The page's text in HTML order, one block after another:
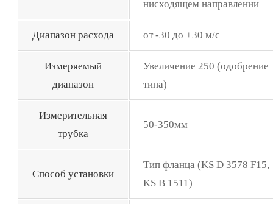
нисходящем направлении
Диапазон расхода от -30 до +30 м/с
Измеряемый
диапазон
Увеличение 250 (одобрение
типа)
Измерительная
трубка
50-350мм
Способ установки
Тип фланца (KS D 3578 F15,
KS B 1511)